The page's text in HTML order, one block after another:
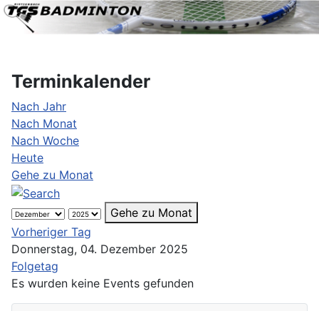
Terminkalender
Nach Jahr
Nach Monat
Nach Woche
Heute
Gehe zu Monat
Gehe zu Monat
Vorheriger Tag
Donnerstag, 04. Dezember 2025
Folgetag
Es wurden keine Events gefunden